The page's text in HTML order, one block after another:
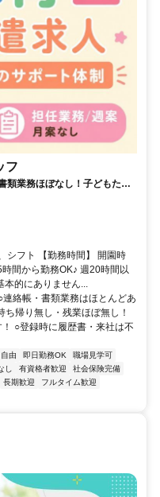
フ
類業務ほぼなし！子どもたち
シフト 【勤務時間】 開園時
間から勤務OK♪ 週20時間以
的にありません...
絡帳・書類業務はほとんどあ
帰り無し・残業ほぼ無し！
○登録時に履歴書・来社は不
由 即日勤務OK
職場見学可
し 有資格者歓迎
社会保険完備
長期歓迎
フルタイム歓迎